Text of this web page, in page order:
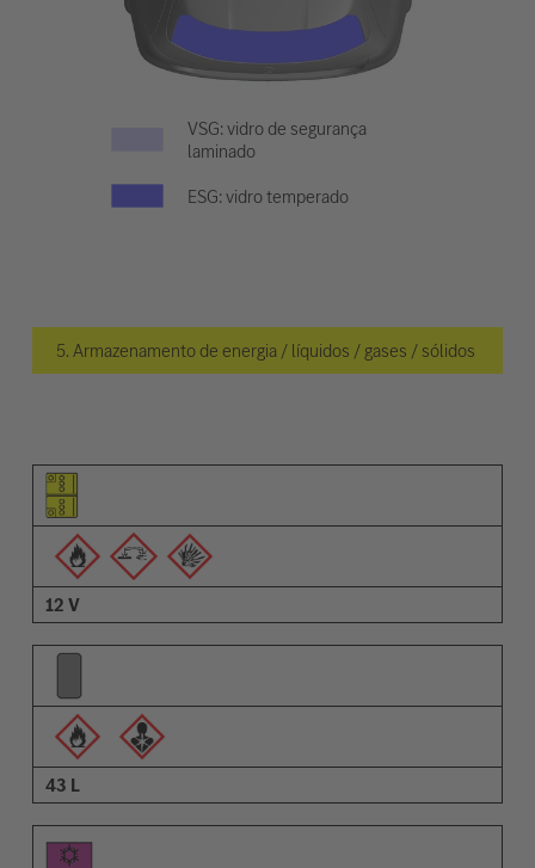
VSG: vidro de segurança
laminado
ESG: vidro temperado
5. Armazenamento de energia / líquidos / gases / sólidos
Pictograma do elemento
Pictogramas de advertências
Descrição
12 V
43 L